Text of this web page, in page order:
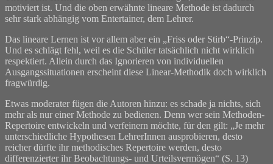
motiviert ist. Und die oben erwähnte lineare Methode ist dadurch
sehr stark abhängig vom Entertainer, dem Lehrer.
Das lineare Lernen ist vor allem aber ein „Friss oder Stirb“-Prinzip.
Und es schlägt fehl, weil es die Schüler tatsächlich nicht wirklich
respektiert. Allein durch das Ignorieren von individuellen
Ausgangssituationen erscheint diese Linear-Methodik doch wirklich
fragwürdig.
Etwas moderater fügen die Autoren hinzu: es schade ja nichts, sich
mehr als nur einer Methode zu bedienen. Denn wer sein Methoden-
Repertoire entwickeln und verfeinern möchte, für den gilt: „Je mehr
unterschiedliche Hypothesen LehrerInnen ausprobieren, desto
reicher dürfte ihr methodisches Repertoire werden, desto
differenzierter ihr Beobachtungs- und Urteilsvermögen“ (S. 13)